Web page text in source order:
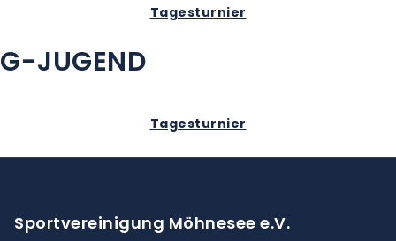
Tagesturnier
G-JUGEND
Tagesturnier
Sportvereinigung Möhnesee e.V.